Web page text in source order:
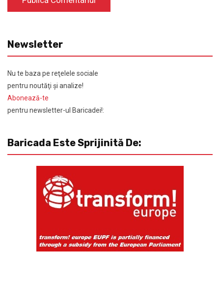
Newsletter
Nu te baza pe reţelele sociale
pentru noutăţi şi analize!
Abonează-te
pentru newsletter-ul Baricadei!:
Baricada Este Sprijinită De: